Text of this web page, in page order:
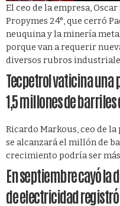
El ceo de la empresa,
Propymes 24°, que cerró
neuquina y la minería
porque van a requerir
diversos rubros
Tecpetrol vaticina una
1,5 millones de
Ricardo Markous, ceo de
se alcanzará el millón de
crecimiento podría ser
En septiembre cayó la
de electricidad